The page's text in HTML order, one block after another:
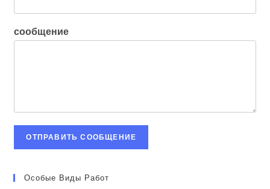
сообщение
ОТПРАВИТЬ СООБЩЕНИЕ
Особые Виды Работ